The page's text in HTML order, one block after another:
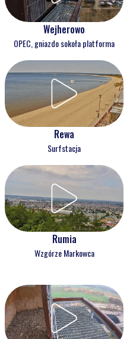
Wejherowo
OPEC, gniazdo sokoła platforma
Rewa
Surfstacja
Rumia
Wzgórze Markowca